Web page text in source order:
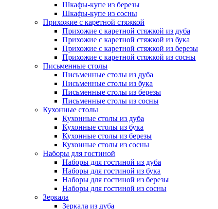
Шкафы-купе из березы
Шкафы-купе из сосны
Прихожие с каретной стяжкой
Прихожие с каретной стяжкой из дуба
Прихожие с каретной стяжкой из бука
Прихожие с каретной стяжкой из березы
Прихожие с каретной стяжкой из сосны
Письменные столы
Письменные столы из дуба
Письменные столы из бука
Письменные столы из березы
Письменные столы из сосны
Кухонные столы
Кухонные столы из дуба
Кухонные столы из бука
Кухонные столы из березы
Кухонные столы из сосны
Наборы для гостиной
Наборы для гостиной из дуба
Наборы для гостиной из бука
Наборы для гостиной из березы
Наборы для гостиной из сосны
Зеркала
Зеркала из дуба